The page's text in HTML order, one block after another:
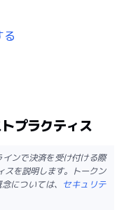
る
プラクティス
ンで決済を受け付ける際
スを説明します。トークン
については、 セキュリテ